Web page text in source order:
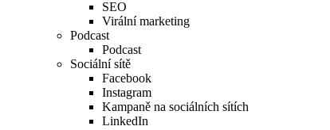
SEO
Virální marketing
Podcast
Podcast
Sociální sítě
Facebook
Instagram
Kampaně na sociálních sítích
LinkedIn